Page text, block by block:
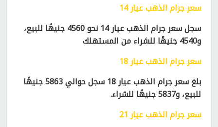
سعر جرام الذهب عيار 14
سجل سعر جرام الذهب عيار 14 نحو 4560 جنيهًا للبيع،
و4540 جنيهًا للشراء من المستهلك
سعر جرام الذهب عيار 18
بلغ سعر جرام الذهب عيار 18 سجل حوالي 5863 جنيهًا
للبيع، و5837 جنيهًا للشراء.
سعر جرام الذهب عيار 21